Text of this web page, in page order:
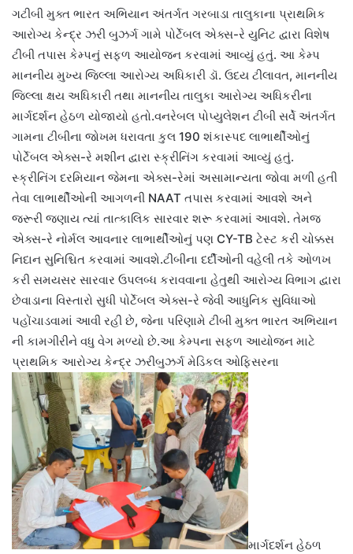
ગટીબી મુક્ત ભારત અભિયાન અંતર્ગત ગરબાડા તાલુકાના પ્રાથમિક
આરોગ્ય કેન્દ્ર ઝરી બુઝર્ગ ગામે પોર્ટેબલ એક્સ-રે યુનિટ દ્વારા વિશેષ
ટીબી તપાસ કેમ્પનું સફળ આયોજન કરવામાં આવ્યું હતું. આ કેમ્પ
માનનીય મુખ્ય જિલ્લા આરોગ્ય અધિકારી ડૉ. ઉદય ટીલાવત, માનનીય
જિલ્લા ક્ષય અધિકારી તથા માનનીય તાલુકા આરોગ્ય અધિકરીના
માર્ગદર્શન હેઠળ યોજાયો હતો.વનરેબલ પોપ્યુલેશન ટીબી સર્વે અંતર્ગત
ગામના ટીબીના જોખમ ધરાવતા કુલ 190 શંકાસ્પદ લાભાર્થીઓનું
પોર્ટેબલ એક્સ-રે મશીન દ્વારા સ્ક્રીનિંગ કરવામાં આવ્યું હતું.
સ્ક્રીનિંગ દરમિયાન જેમના એક્સ-રેમાં અસામાન્યતા જોવા મળી હતી
તેવા લાભાર્થીઓની આગળની NAAT તપાસ કરવામાં આવશે અને
જરૂરી જણાય ત્યાં તાત્કાલિક સારવાર શરૂ કરવામાં આવશે. તેમજ
એક્સ-રે નોર્મલ આવનાર લાભાર્થીઓનું પણ CY-TB ટેસ્ટ કરી ચોક્કસ
નિદાન સુનિશ્ચિત કરવામાં આવશે.ટીબીના દર્દીઓની વહેલી તકે ઓળખ
કરી સમયસર સારવાર ઉપલબ્ધ કરાવવાના હેતુથી આરોગ્ય વિભાગ દ્વારા
છેવાડાના વિસ્તારો સુધી પોર્ટેબલ એક્સ-રે જેવી આધુનિક સુવિધાઓ
પહોંચાડવામાં આવી રહી છે, જેના પરિણામે ટીબી મુક્ત ભારત અભિયાન
ની કામગીરીને વધુ વેગ મળ્યો છે.આ કેમ્પના સફળ આયોજન માટે
પ્રાથમિક આરોગ્ય કેન્દ્ર ઝરીબુઝર્ગ મેડિકલ ઓફિસરના
માર્ગદર્શન હેઠળ